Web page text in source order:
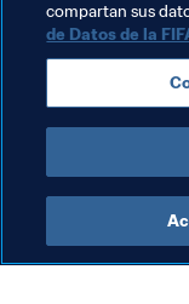
Temas
Salvaguardia
compartan sus
de Datos de la